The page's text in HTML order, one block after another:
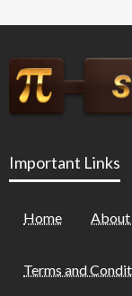
Important Links
Home About
Terms and